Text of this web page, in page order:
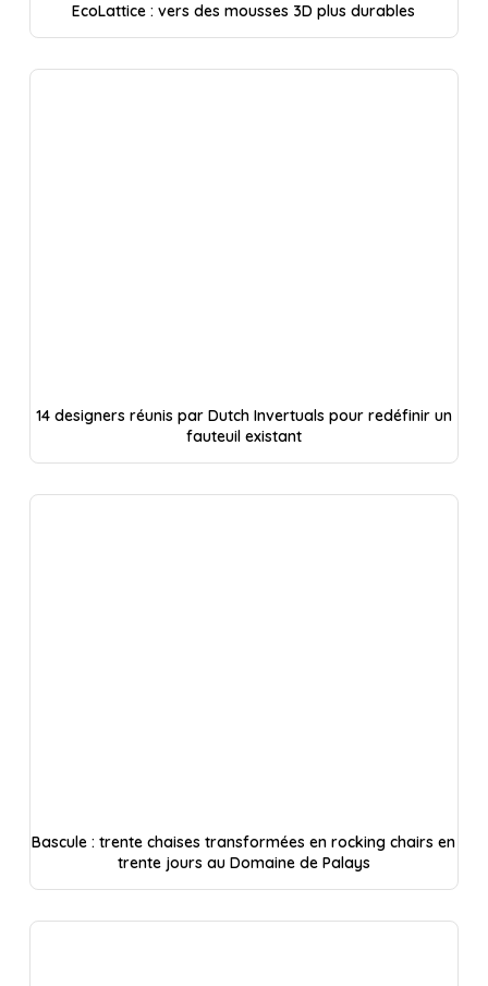
EcoLattice : vers des mousses 3D plus durables
14 designers réunis par Dutch Invertuals pour redéfinir un
fauteuil existant
Bascule : trente chaises transformées en rocking chairs en
trente jours au Domaine de Palays